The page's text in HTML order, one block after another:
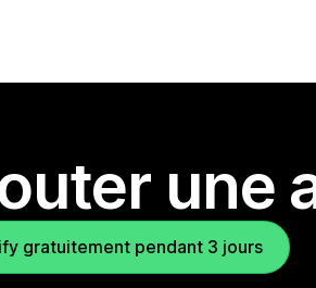
une
gratuitement pendant 3 jours